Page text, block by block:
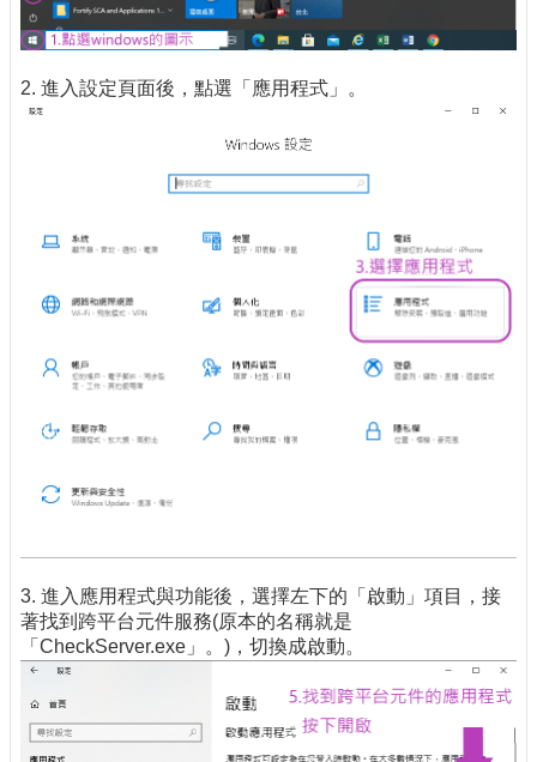
務
專
題
報
2. 進入設定頁面後，點選「應用程式」。
3. 進入應用程式與功能後，選擇左下的「啟動」項目，接
著找到跨平台元件服務(原本的名稱就是
「CheckServer.exe」。)，切換成啟動。